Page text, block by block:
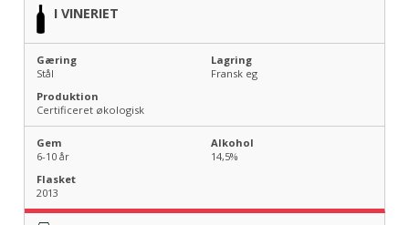
I VINERIET
Gæring
Stål
Lagring
Fransk eg
Produktion
Certificeret økologisk
Gem
6-10 år
Alkohol
14,5%
Flasket
2013